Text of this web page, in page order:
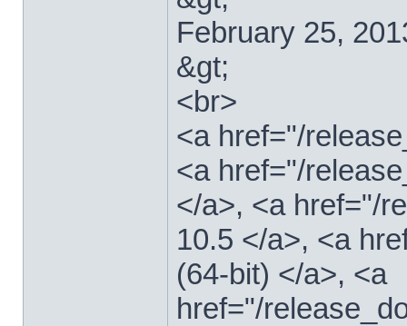
February 25,
&gt;
<br>
<a href="/
<a href="/
</a>, <a href="/
10.5 </a>, <a
(64-bit) </a>, <a
href="/